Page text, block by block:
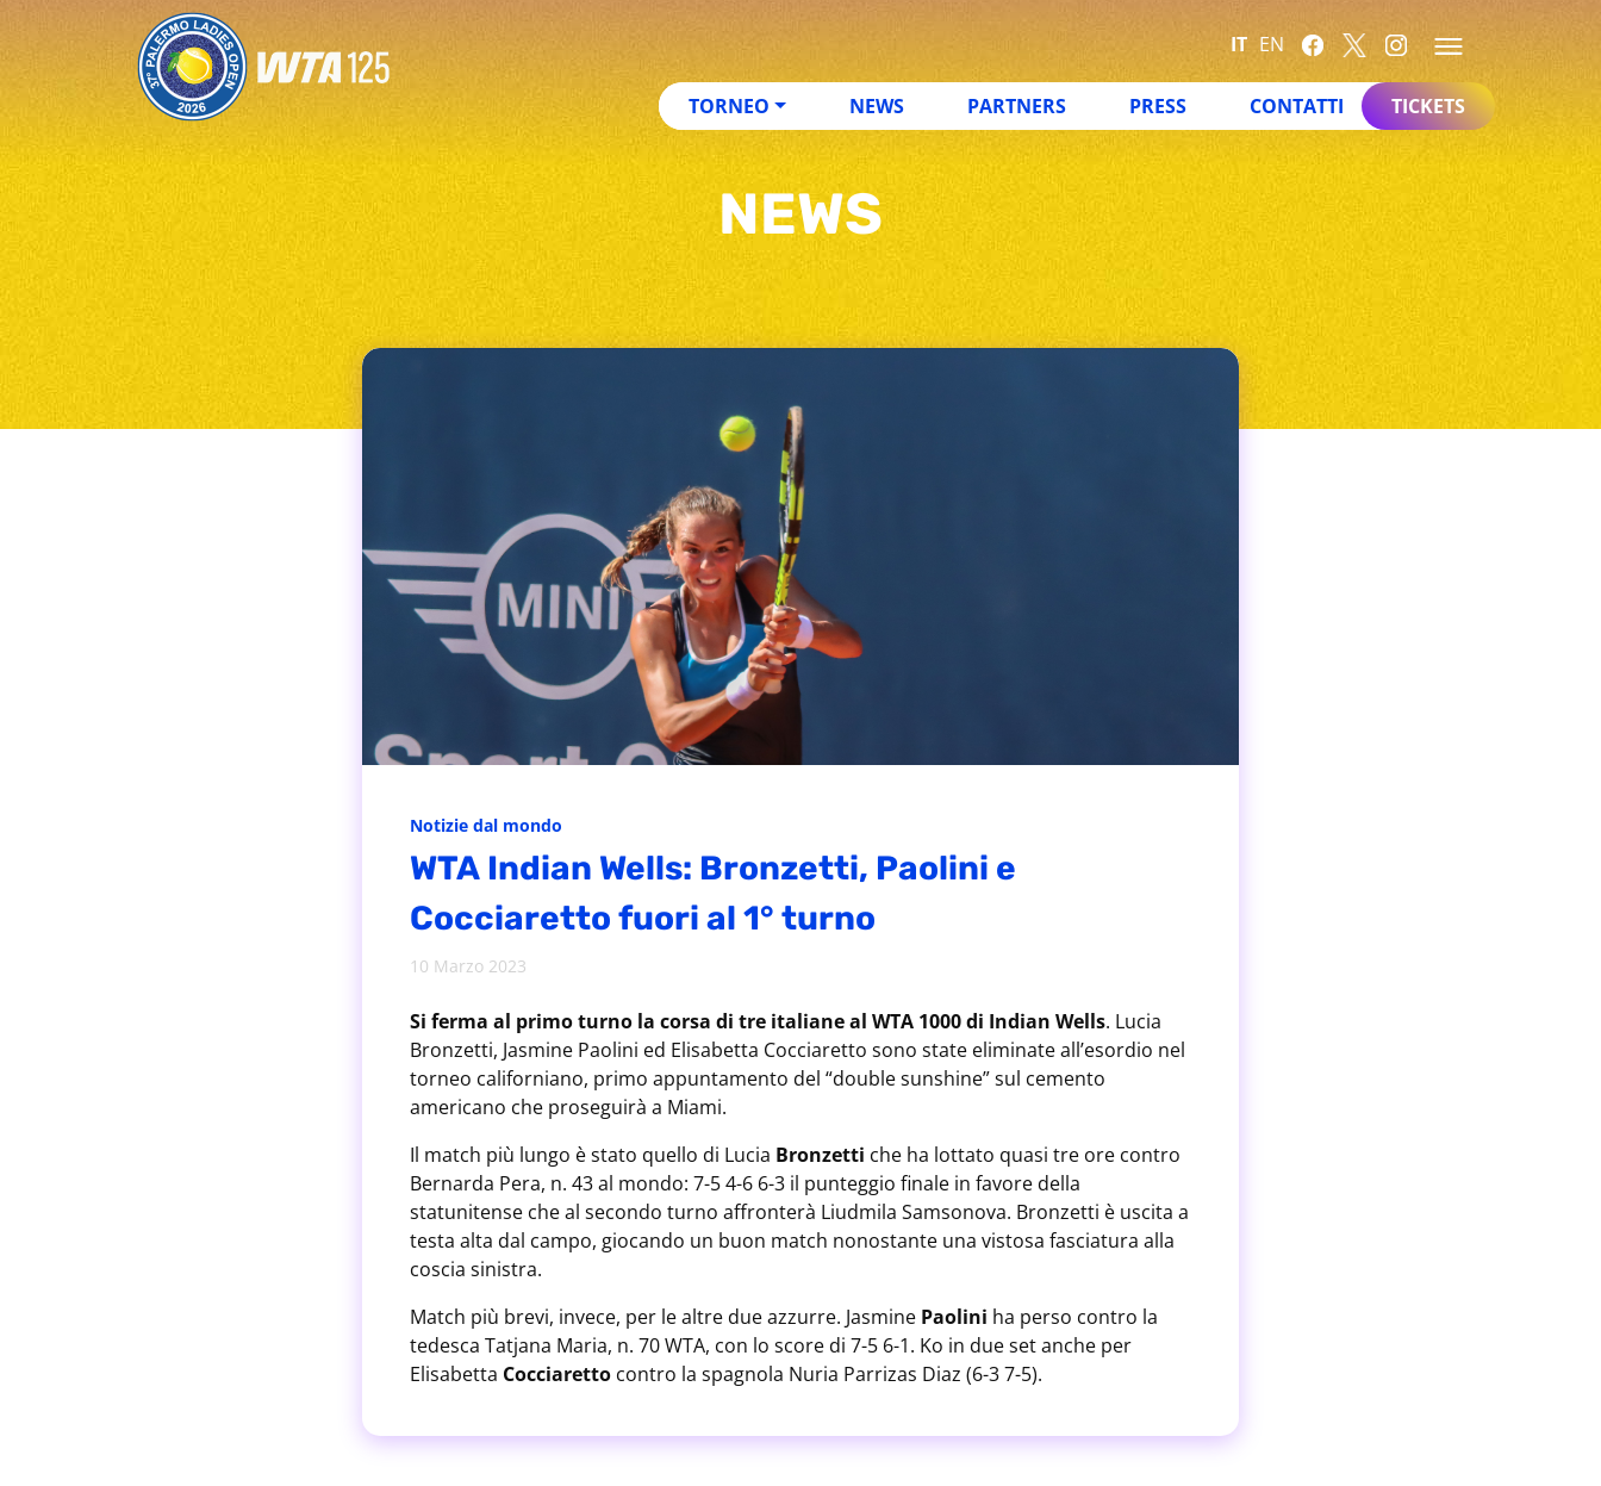
IT EN
TORNEO NEWS PARTNERS PRESS CONTATTI TICKETS
NEWS
Notizie dal mondo
WTA Indian Wells: Bronzetti, Paolini e
Cocciaretto fuori al 1° turno
10 Marzo 2023
Si ferma al primo turno la corsa di tre italiane al WTA 1000 di Indian Wells. Lucia
Bronzetti, Jasmine Paolini ed Elisabetta Cocciaretto sono state eliminate all’esordio nel
torneo californiano, primo appuntamento del “double sunshine” sul cemento
americano che proseguirà a Miami.
Il match più lungo è stato quello di Lucia Bronzetti che ha lottato quasi tre ore contro
Bernarda Pera, n. 43 al mondo: 7-5 4-6 6-3 il punteggio finale in favore della
statunitense che al secondo turno affronterà Liudmila Samsonova. Bronzetti è uscita a
testa alta dal campo, giocando un buon match nonostante una vistosa fasciatura alla
coscia sinistra.
Match più brevi, invece, per le altre due azzurre. Jasmine Paolini ha perso contro la
tedesca Tatjana Maria, n. 70 WTA, con lo score di 7-5 6-1. Ko in due set anche per
Elisabetta Cocciaretto contro la spagnola Nuria Parrizas Diaz (6-3 7-5).